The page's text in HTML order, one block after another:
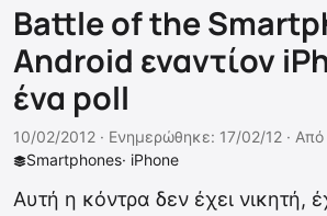
Battle of the
Android εναντίον
ένα poll
Smartphones· iPhone
10/02/2012 · Ενημερώθηκε: 17/02/12 · Από
Αυτή η κόντρα δεν έχει νικητή,